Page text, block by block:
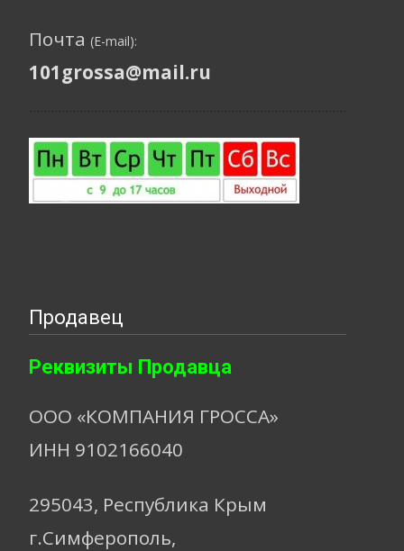
Почта (E-mail):
101grossa@mail.ru
Продавец
Реквизиты Продавца
ООО «КОМПАНИЯ ГРОССА»
ИНН 9102166040
295043, Республика Крым
г.Симферополь,